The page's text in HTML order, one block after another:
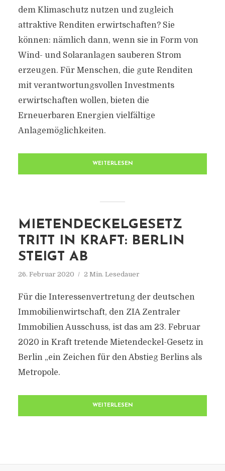
dem Klimaschutz nutzen und zugleich
attraktive Renditen erwirtschaften? Sie
können: nämlich dann, wenn sie in Form von
Wind- und Solaranlagen sauberen Strom
erzeugen. Für Menschen, die gute Renditen
mit verantwortungsvollen Investments
erwirtschaften wollen, bieten die
Erneuerbaren Energien vielfältige
Anlagemöglichkeiten.
WEITERLESEN
MIETENDECKELGESETZ
TRITT IN KRAFT: BERLIN
STEIGT AB
26. Februar 2020 2 Min. Lesedauer
Für die Interessenvertretung der deutschen
Immobilienwirtschaft, den ZIA Zentraler
Immobilien Ausschuss, ist das am 23. Februar
2020 in Kraft tretende Mietendeckel-Gesetz in
Berlin „ein Zeichen für den Abstieg Berlins als
Metropole.
WEITERLESEN